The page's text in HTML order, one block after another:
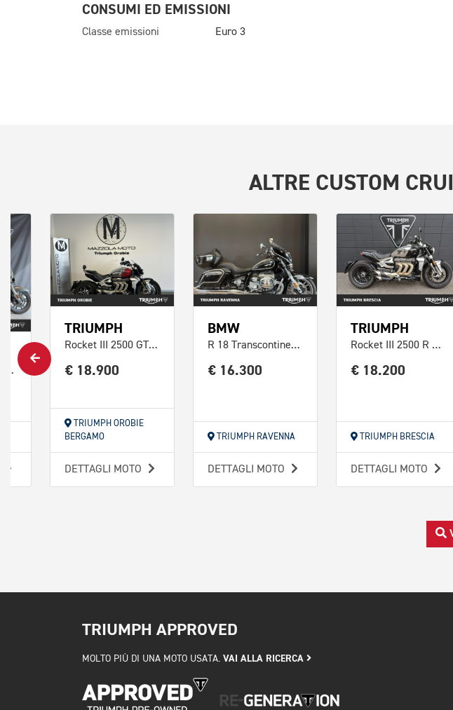
CONSUMI ED EMISSIONI
Classe emissioni Euro 3
ALTRE CUSTOM
R 18 Transcontinental Abs
TRIUMPH
Rocket III 2500 GT Chrome Edition
€ 18.900
TRIUMPH OROBIE
BERGAMO
DETTAGLI MOTO
BMW
R 18 Transcontinental Abs
€ 16.300
TRIUMPH RAVENNA
DETTAGLI MOTO
TRIUMPH
Rocket III 2500 R Chrome Edition
€ 18.200
TRIUMPH BRESCIA
DETTAGLI MOTO
TRIUMPH APPROVED
MOLTO PIÙ DI UNA MOTO USATA. VAI ALLA RICERCA